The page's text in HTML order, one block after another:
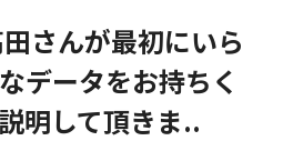
田さんが最初にいら
データをお持ちく
明して頂きま..